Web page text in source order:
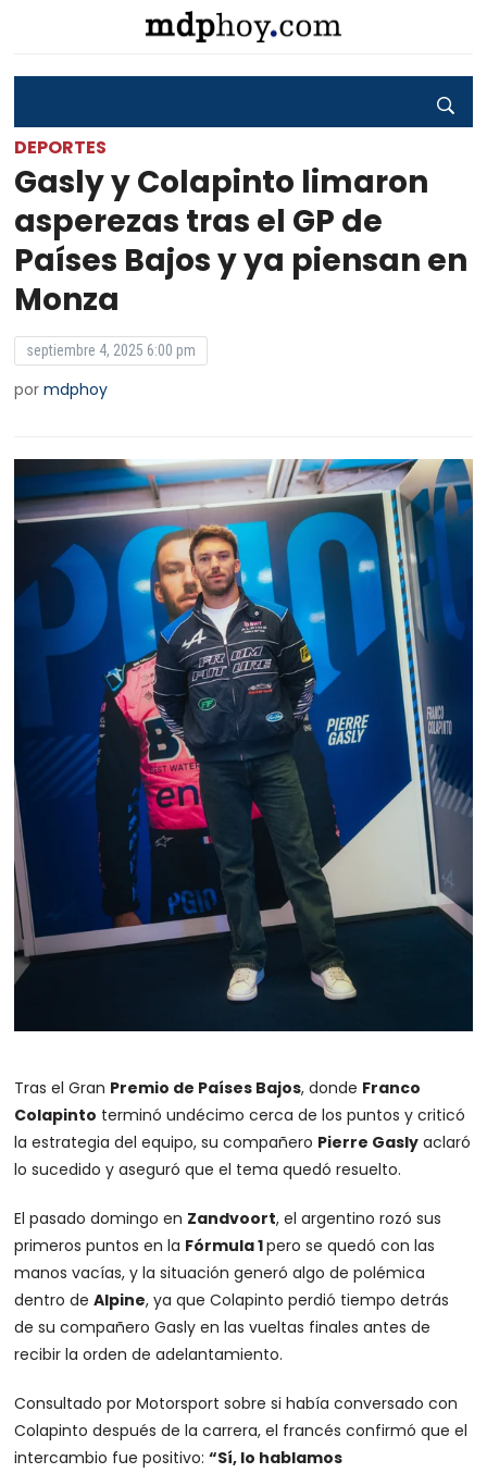
DEPORTES
Gasly y Colapinto limaron
asperezas tras el GP de
Países Bajos y ya piensan en
Monza
septiembre 4, 2025 6:00 pm
pormdphoy
Tras el Gran Premio de Países Bajos, donde Franco
Colapinto terminó undécimo cerca de los puntos y criticó
la estrategia del equipo, su compañero Pierre Gasly aclaró
lo sucedido y aseguró que el tema quedó resuelto.
El pasado domingo en Zandvoort, el argentino rozó sus
primeros puntos en la Fórmula 1pero se quedó con las
manos vacías, y la situación generó algo de polémica
dentro deAlpine, ya que Colapinto perdió tiempo detrás
de su compañero Gasly en las vueltas finales antes de
recibir la orden de adelantamiento.
Consultado por Motorsport sobre si había conversado con
Colapinto después de la carrera, el francés confirmó que el
intercambio fue positivo:“Sí, lo hablamos